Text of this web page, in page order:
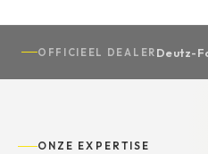
OFFICIEEL DEALER Deutz-
ONZE EXPERTISE